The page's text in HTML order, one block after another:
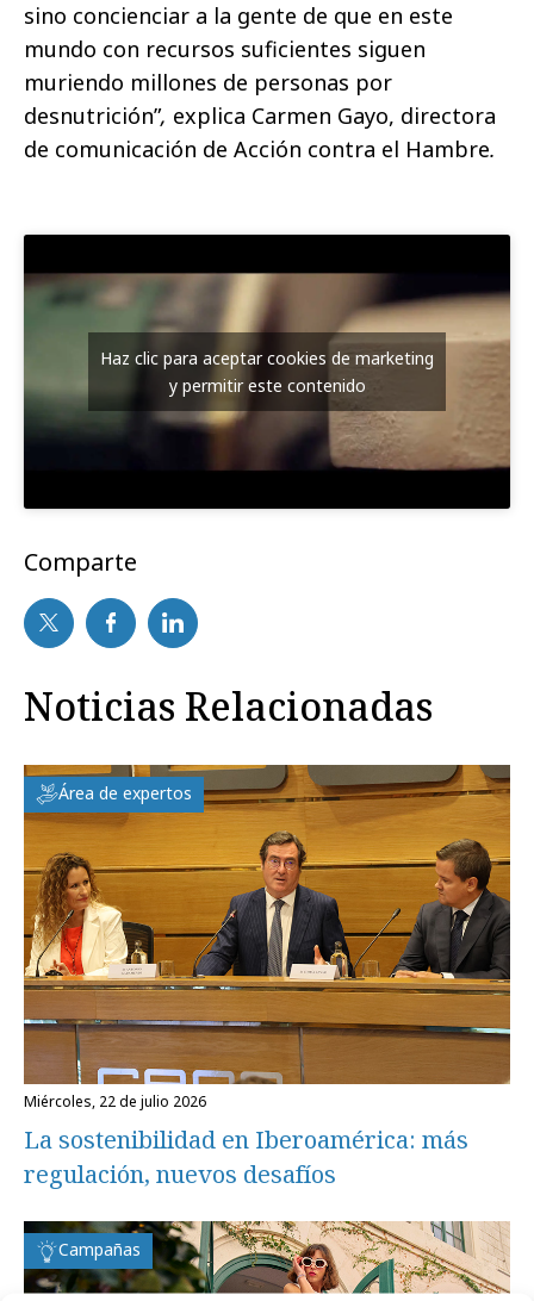
sino concienciar a la gente de que en este
mundo con recursos suficientes siguen
muriendo millones de personas por
desnutrición”, explica Carmen Gayo, directora
de comunicación de Acción contra el Hambre.
Haz clic para aceptar cookies de marketing
y permitir este contenido
Comparte
Noticias Relacionadas
Área de expertos
miércoles, 22 de julio 2026
La sostenibilidad en Iberoamérica: más
regulación, nuevos desafíos
Campañas